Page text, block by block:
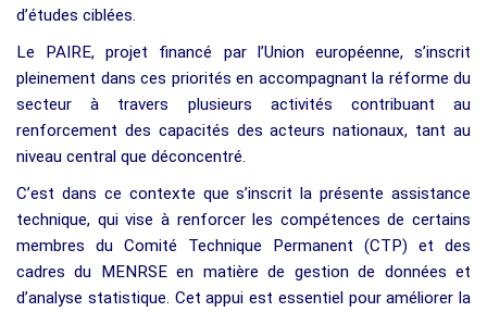
d’études ciblées.
Le PAIRE, projet financé par l’Union européenne, s’inscrit
pleinement dans ces priorités en accompagnant la réforme du
secteur à travers plusieurs activités contribuant au
renforcement des capacités des acteurs nationaux, tant au
niveau central que déconcentré.
C’est dans ce contexte que s’inscrit la présente assistance
technique, qui vise à renforcer les compétences de certains
membres du Comité Technique Permanent (CTP) et des
cadres du MENRSE en matière de gestion de données et
d’analyse statistique. Cet appui est essentiel pour améliorer la